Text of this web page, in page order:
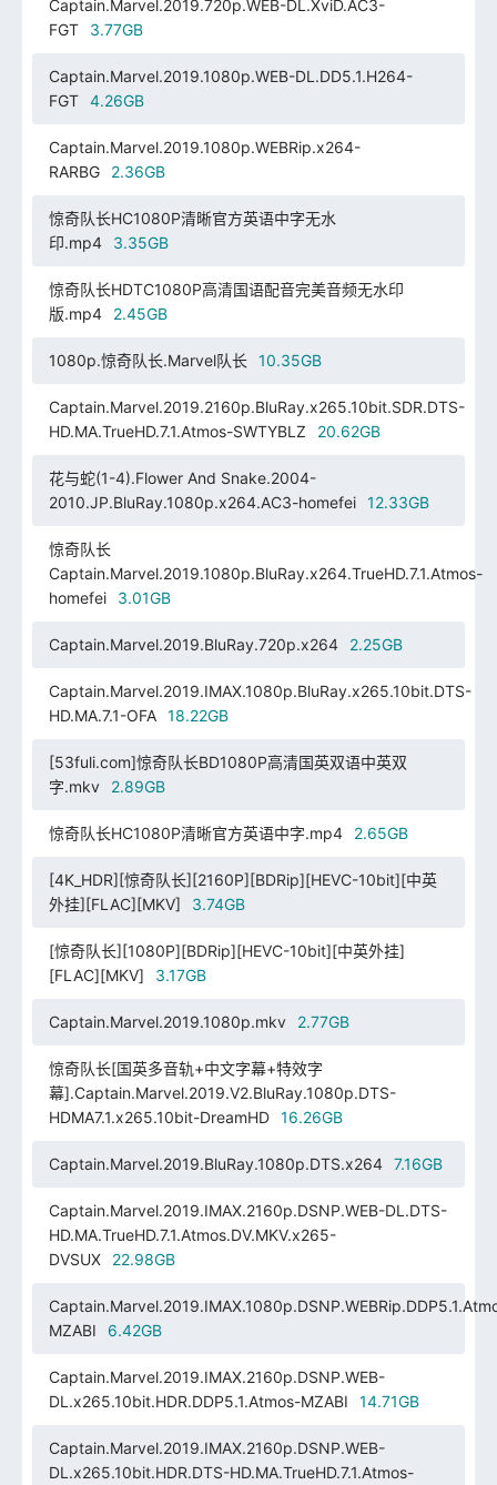
Captain.Marvel.2019.720p.WEB-DL.XviD.AC3-
FGT
3.77GB
Captain.Marvel.2019.1080p.WEB-DL.DD5.1.H264-
FGT
4.26GB
Captain.Marvel.2019.1080p.WEBRip.x264-
RARBG
2.36GB
惊奇队长HC1080P清晰官方英语中字无水
印.mp4
3.35GB
惊奇队长HDTC1080P高清国语配音完美音频无水印
版.mp4
2.45GB
1080p.惊奇队长.Marvel队长 10.35GB
Captain.Marvel.2019.2160p.BluRay.x265.10bit.SDR.DTS-
HD.MA.TrueHD.7.1.Atmos-SWTYBLZ
20.62GB
花与蛇(1-4).Flower And Snake.2004-
2010.JP.BluRay.1080p.x264.AC3-homefei
12.33GB
惊奇队长
Captain.Marvel.2019.1080p.BluRay.x264.TrueHD.7.1.Atmos-
homefei
3.01GB
Captain.Marvel.2019.BluRay.720p.x264 2.25GB
Captain.Marvel.2019.IMAX.1080p.BluRay.x265.10bit.DTS-
HD.MA.7.1-OFA
18.22GB
[53fuli.com]惊奇队长BD1080P高清国英双语中英双
字.mkv
2.89GB
惊奇队长HC1080P清晰官方英语中字.mp4 2.65GB
[4K_HDR][惊奇队长][2160P][BDRip][HEVC-10bit][中英
外挂][FLAC][MKV]
3.74GB
[惊奇队长][1080P][BDRip][HEVC-10bit][中英外挂]
[FLAC][MKV]
3.17GB
Captain.Marvel.2019.1080p.mkv 2.77GB
惊奇队长[国英多音轨+中文字幕+特效字
幕].Captain.Marvel.2019.V2.BluRay.1080p.DTS-
HDMA7.1.x265.10bit-DreamHD
16.26GB
Captain.Marvel.2019.BluRay.1080p.DTS.x264 7.16GB
Captain.Marvel.2019.IMAX.2160p.DSNP.WEB-DL.DTS-
HD.MA.TrueHD.7.1.Atmos.DV.MKV.x265-
DVSUX
22.98GB
MZABI
6.42GB
Captain.Marvel.2019.IMAX.2160p.DSNP.WEB-
DL.x265.10bit.HDR.DDP5.1.Atmos-MZABI
14.71GB
Captain.Marvel.2019.IMAX.2160p.DSNP.WEB-
DL.x265.10bit.HDR.DTS-HD.MA.TrueHD.7.1.Atmos-